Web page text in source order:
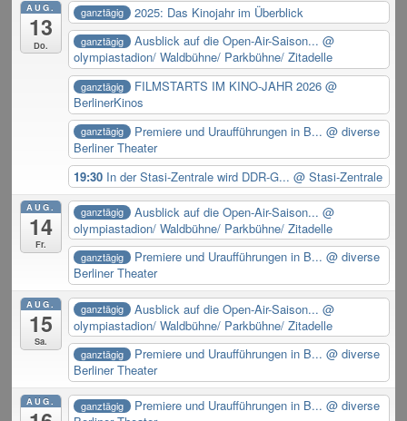
AUG.
13
Do.
ganztägig 2025: Das Kinojahr im Überblick
ganztägig Ausblick auf die Open-Air-Saison... @
olympiastadion/ Waldbühne/ Parkbühne/ Zitadelle
ganztägig FILMSTARTS IM KINO-JAHR 2026 @
BerlinerKinos
ganztägig Premiere und Uraufführungen in B... @ diverse
Berliner Theater
19:30 In der Stasi-Zentrale wird DDR-G...@ Stasi-Zentrale
AUG.
14
Fr.
ganztägig Ausblick auf die Open-Air-Saison... @
olympiastadion/ Waldbühne/ Parkbühne/ Zitadelle
ganztägig Premiere und Uraufführungen in B... @ diverse
Berliner Theater
AUG.
15
Sa.
ganztägig Ausblick auf die Open-Air-Saison... @
olympiastadion/ Waldbühne/ Parkbühne/ Zitadelle
ganztägig Premiere und Uraufführungen in B... @ diverse
Berliner Theater
AUG. ganztägig Premiere und Uraufführungen in B... @ diverse